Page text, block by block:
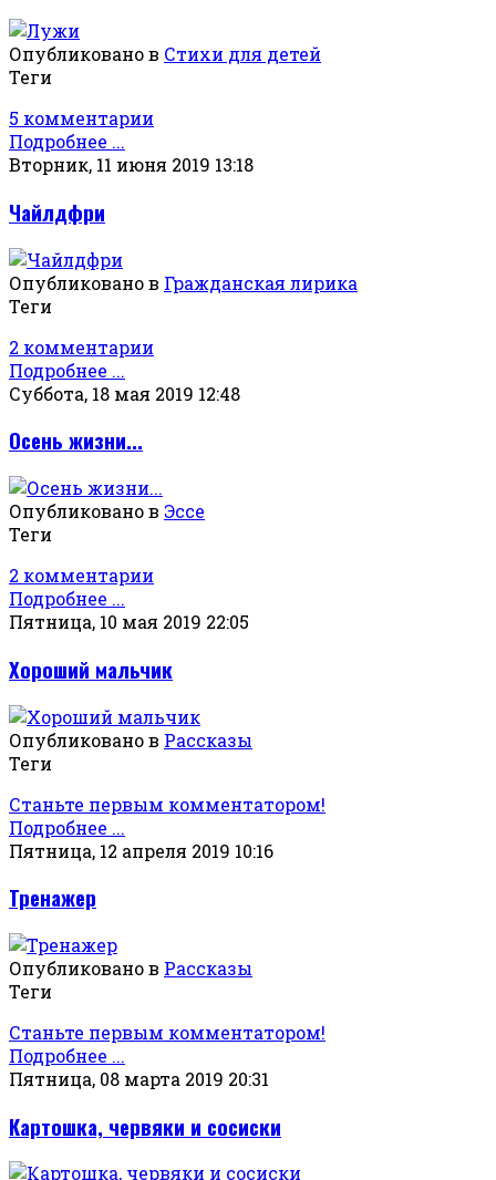
Опубликовано в Стихи для детей
Теги
5 комментарии
Подробнее ...
Вторник, 11 июня 2019 13:18
Чайлдфри
Опубликовано в Гражданская лирика
Теги
2 комментарии
Подробнее ...
Суббота, 18 мая 2019 12:48
Осень жизни...
Опубликовано в Эссе
Теги
2 комментарии
Подробнее ...
Пятница, 10 мая 2019 22:05
Хороший мальчик
Опубликовано в Рассказы
Теги
Станьте первым комментатором!
Подробнее ...
Пятница, 12 апреля 2019 10:16
Тренажер
Опубликовано в Рассказы
Теги
Станьте первым комментатором!
Подробнее ...
Пятница, 08 марта 2019 20:31
Картошка, червяки и сосиски